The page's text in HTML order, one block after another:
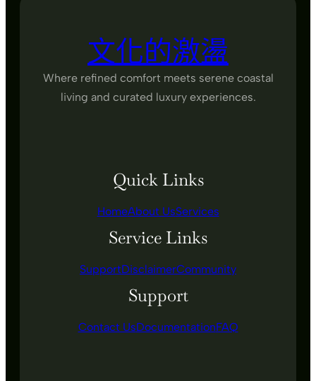
文化的激盪
Where refined comfort meets serene coastal
living and curated luxury experiences.
Quick Links
HomeAbout UsServices
Service Links
SupportDisclaimerCommunity
Support
Contact UsDocumentationFAQ